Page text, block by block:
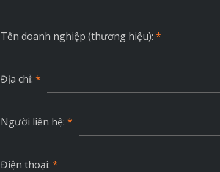
Tên doanh nghiệp (thương hiệu): *
Địa chỉ: *
Người liên hệ: *
Điện thoại: *